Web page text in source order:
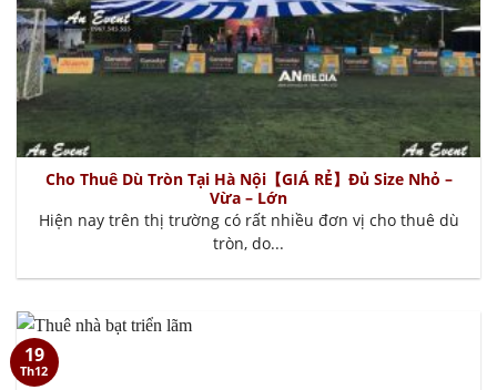
Cho Thuê Dù Tròn Tại Hà Nội【GIÁ RẺ】Đủ Size Nhỏ –
Vừa – Lớn
Hiện nay trên thị trường có rất nhiều đơn vị cho thuê dù
tròn, do...
19
Th12